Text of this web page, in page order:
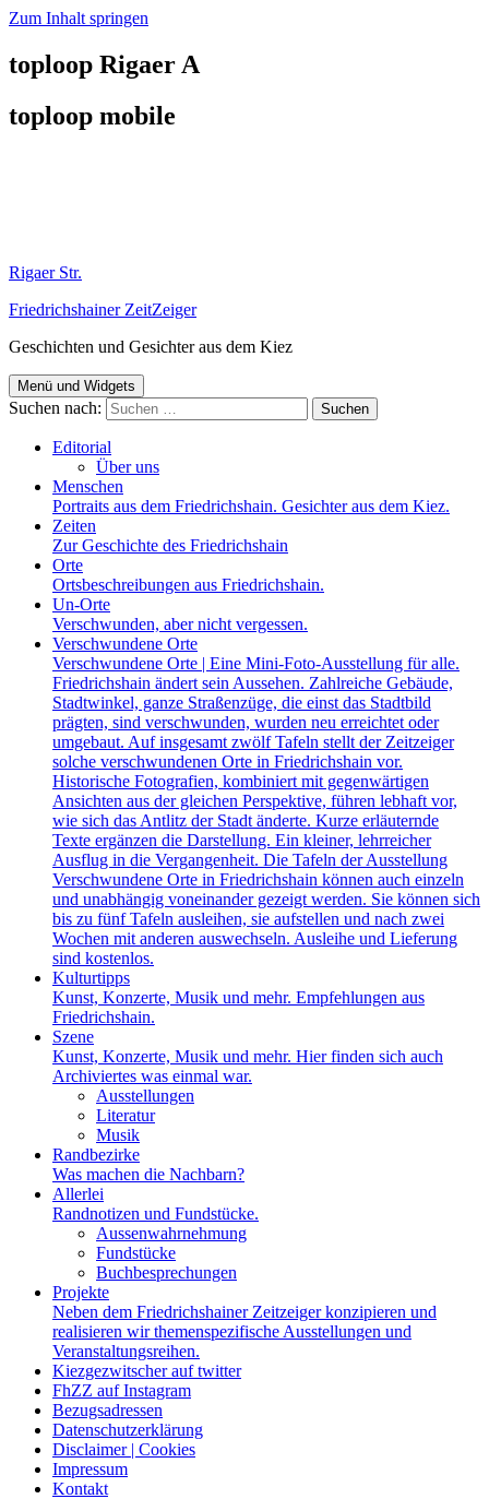
Zum Inhalt springen
toploop Rigaer A
toploop mobile
Rigaer Str.
Friedrichshainer ZeitZeiger
Geschichten und Gesichter aus dem Kiez
Menü und Widgets
Suchen nach:
Editorial
Über uns
Menschen
Portraits aus dem Friedrichshain. Gesichter aus dem Kiez.
Zeiten
Zur Geschichte des Friedrichshain
Orte
Ortsbeschreibungen aus Friedrichshain.
Un-Orte
Verschwunden, aber nicht vergessen.
Verschwundene Orte
Verschwundene Orte | Eine Mini-Foto-Ausstellung für alle.
Friedrichshain ändert sein Aussehen. Zahlreiche Gebäude,
Stadtwinkel, ganze Straßenzüge, die einst das Stadtbild
prägten, sind verschwunden, wurden neu erreichtet oder
umgebaut. Auf insgesamt zwölf Tafeln stellt der Zeitzeiger
solche verschwundenen Orte in Friedrichshain vor.
Historische Fotografien, kombiniert mit gegenwärtigen
Ansichten aus der gleichen Perspektive, führen lebhaft vor,
wie sich das Antlitz der Stadt änderte. Kurze erläuternde
Texte ergänzen die Darstellung. Ein kleiner, lehrreicher
Ausflug in die Vergangenheit. Die Tafeln der Ausstellung
Verschwundene Orte in Friedrichshain können auch einzeln
und unabhängig voneinander gezeigt werden. Sie können sich
bis zu fünf Tafeln ausleihen, sie aufstellen und nach zwei
Wochen mit anderen auswechseln. Ausleihe und Lieferung
sind kostenlos.
Kulturtipps
Kunst, Konzerte, Musik und mehr. Empfehlungen aus
Friedrichshain.
Szene
Kunst, Konzerte, Musik und mehr. Hier finden sich auch
Archiviertes was einmal war.
Ausstellungen
Literatur
Musik
Randbezirke
Was machen die Nachbarn?
Allerlei
Randnotizen und Fundstücke.
Aussenwahrnehmung
Fundstücke
Buchbesprechungen
Projekte
Neben dem Friedrichshainer Zeitzeiger konzipieren und
realisieren wir themenspezifische Ausstellungen und
Veranstaltungsreihen.
Kiezgezwitscher auf twitter
FhZZ auf Instagram
Bezugsadressen
Datenschutzerklärung
Disclaimer | Cookies
Impressum
Kontakt